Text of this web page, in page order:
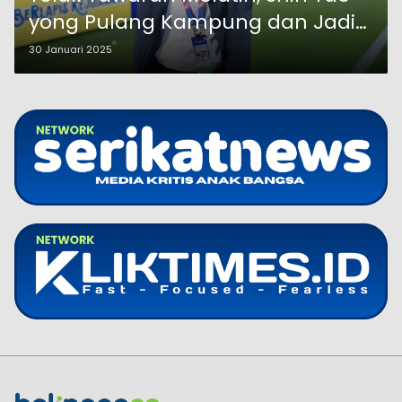
yong Pulang Kampung dan Jadi
Duta Humas Kepolisian
30 Januari 2025